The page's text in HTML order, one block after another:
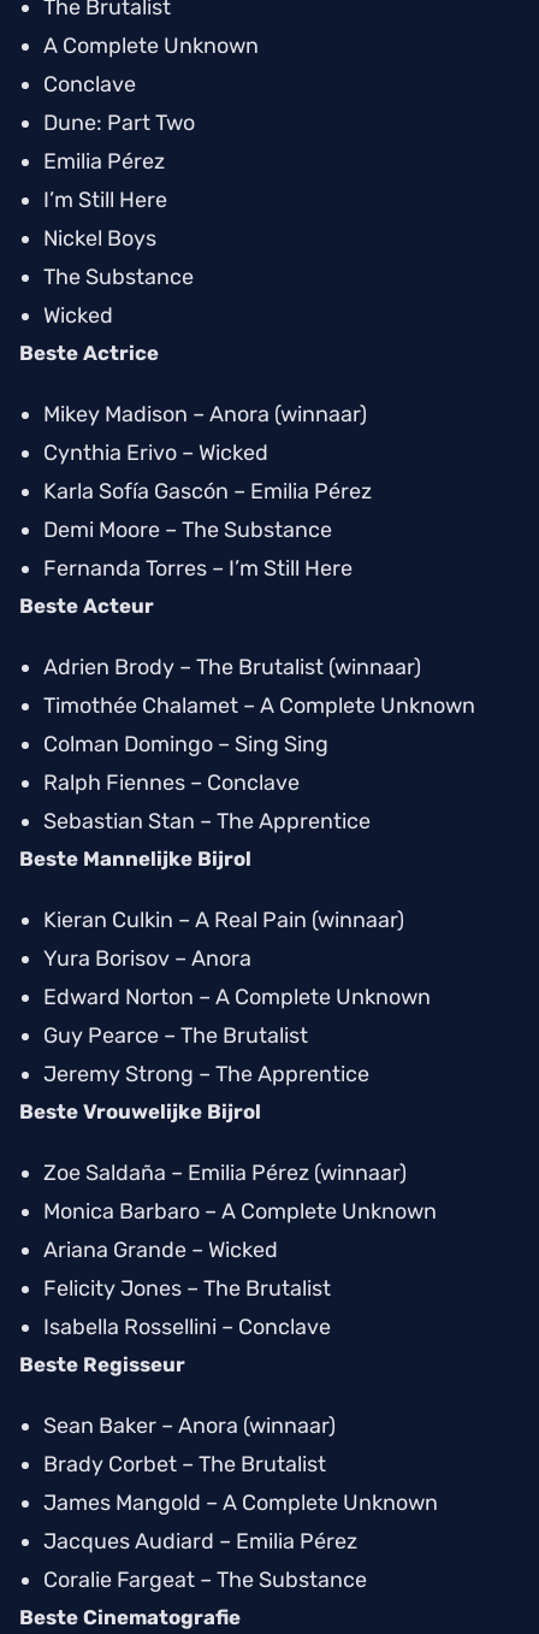
The Brutalist
A Complete Unknown
Conclave
Dune: Part Two
Emilia Pérez
I’m Still Here
Nickel Boys
The Substance
Wicked
Beste Actrice
Mikey Madison – Anora (winnaar)
Cynthia Erivo – Wicked
Karla Sofía Gascón – Emilia Pérez
Demi Moore – The Substance
Fernanda Torres – I’m Still Here
Beste Acteur
Adrien Brody – The Brutalist (winnaar)
Timothée Chalamet – A Complete Unknown
Colman Domingo – Sing Sing
Ralph Fiennes – Conclave
Sebastian Stan – The Apprentice
Beste Mannelijke Bijrol
Kieran Culkin – A Real Pain (winnaar)
Yura Borisov – Anora
Edward Norton – A Complete Unknown
Guy Pearce – The Brutalist
Jeremy Strong – The Apprentice
Beste Vrouwelijke Bijrol
Zoe Saldaña – Emilia Pérez (winnaar)
Monica Barbaro – A Complete Unknown
Ariana Grande – Wicked
Felicity Jones – The Brutalist
Isabella Rossellini – Conclave
Beste Regisseur
Sean Baker – Anora (winnaar)
Brady Corbet – The Brutalist
James Mangold – A Complete Unknown
Jacques Audiard – Emilia Pérez
Coralie Fargeat – The Substance
Beste Cinematografie